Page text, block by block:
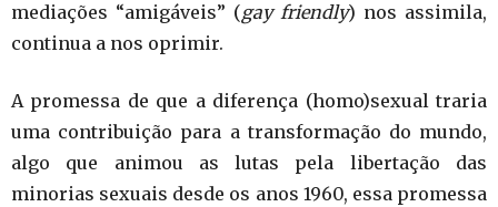
mediações “amigáveis” (gay friendly) nos assimila,
continua a nos oprimir.
A promessa de que a diferença (homo)sexual traria
uma contribuição para a transformação do mundo,
algo que animou as lutas pela libertação das
minorias sexuais desde os anos 1960, essa promessa